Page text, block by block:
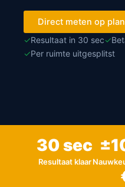
Direct meten op
✓Resultaat in 30 sec✓
✓Per ruimte uitgesplitst
30 sec
Resultaat klaar